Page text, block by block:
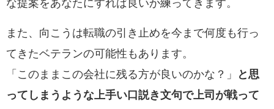
な提案をあなたにすれば良いか練ってきます。
また、向こうは転職の引き止めを今まで何度も行っ
てきたベテランの可能性もあります。
「このままこの会社に残る方が良いのかな？」
と思
ってしまうような上手い口説き文句で上司が戦って